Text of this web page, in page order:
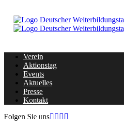
Verein
Aktionstag
Events
Aktuelles
Presse
Kontakt
Folgen Sie uns